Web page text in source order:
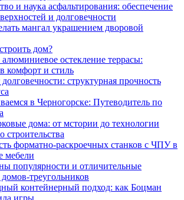
и наука асфальтирования: обеспечение
и долговечности
мангал украшением дворовой
дом?
алюминиевое остекление террасы:
комфорт и стиль
структурная прочность
в Черногорске: Путеводитель по
дома: от мстории до технологии
строительства
форматно-раскроечных станков с ЧПУ в
мебели
популярности и отличительные
треугольников
контейнерный подход: как Боцман